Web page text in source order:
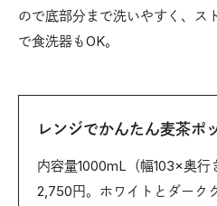
ので底部分まで洗いやすく、ス
で食洗器もOK。
レンジでかんたん麦茶ポ
内容量1000mL（幅103×奥行
2,750円。ホワイトとダーク